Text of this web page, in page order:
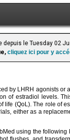
depuis le Tuesday 02
cliquez ici pour y
by LHRH agonists or
of estradiol levels.
life (QoL). The role of
either as a
using the